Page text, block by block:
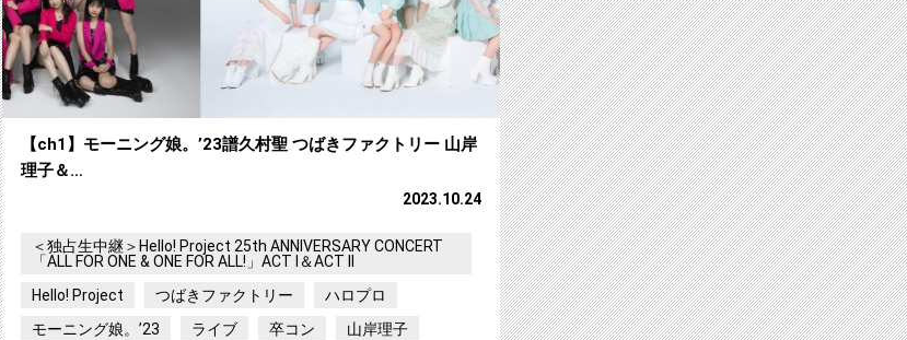
【ch1】モーニング娘。’23譜久村聖 つばきファクトリー 山岸
理子＆…
2023.10.24
＜独占生中継＞Hello! Project 25th ANNIVERSARY CONCERT
「ALL FOR ONE & ONE FOR ALL!」ACT I＆ACT II
Hello! Project
つばきファクトリー
ハロプロ
モーニング娘。’23
ライブ 卒コン
山岸理子